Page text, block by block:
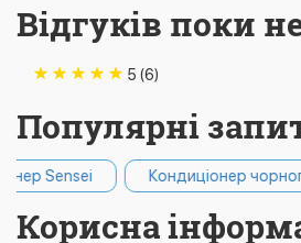
Відгуків поки
5 (6)
Популярні
Кондиціонер чорного
Корисна